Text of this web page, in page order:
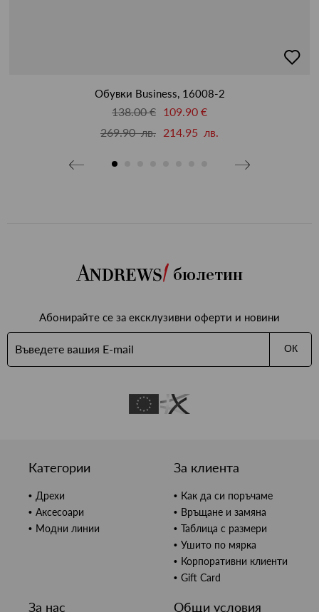
в
Обувки Business, 16008-2
138.00 € 109.90 €
269.90 лв. 214.95 лв.
бюлетин
Абонирайте се за ексклузивни оферти и новини
ОК
Категории
Дрехи
Аксесоари
Модни линии
За клиента
Как да си поръчаме
Връщане и замяна
Таблица с размери
Ушито по мярка
Корпоративни клиенти
Gift Card
За нас Общи условия